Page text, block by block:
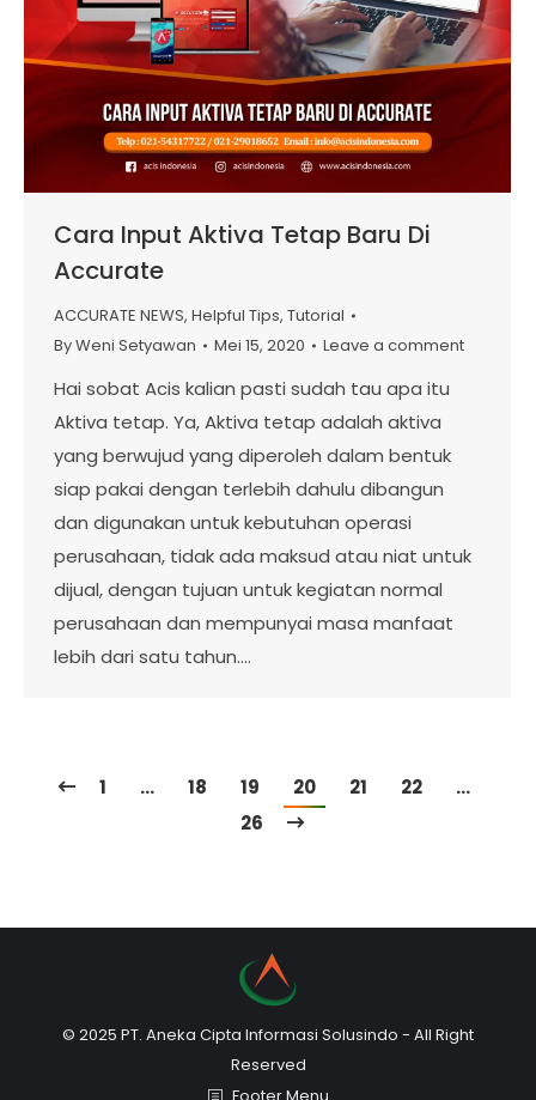
Cara Input Aktiva Tetap Baru Di
Accurate
ACCURATE NEWS, Helpful Tips, Tutorial
ByWeni Setyawan Mei 15, 2020 Leave a comment
Hai sobat Acis kalian pasti sudah tau apa itu
Aktiva tetap. Ya, Aktiva tetap adalah aktiva
yang berwujud yang diperoleh dalam bentuk
siap pakai dengan terlebih dahulu dibangun
dan digunakan untuk kebutuhan operasi
perusahaan, tidak ada maksud atau niat untuk
dijual, dengan tujuan untuk kegiatan normal
perusahaan dan mempunyai masa manfaat
lebih dari satu tahun.…
1 … 18 19 20 21 22
…
26
© 2025 PT. Aneka Cipta Informasi Solusindo - All Right
Reserved